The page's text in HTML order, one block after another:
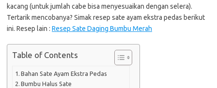
kacang (untuk jumlah cabe bisa menyesuaikan dengan selera).
Tertarik mencobanya? Simak resep sate ayam ekstra pedas berikut
ini. Resep lain : Resep Sate Daging Bumbu Merah
Table of Contents
Bahan Sate Ayam Ekstra Pedas
Bumbu Halus Sate